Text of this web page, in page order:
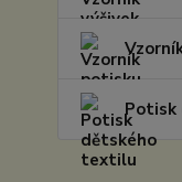
Potisk